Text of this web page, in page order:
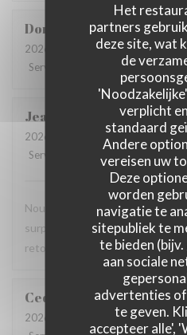
Het
partners
deze site, wat
de
verplicht
standaard
Andere
vereisen uw
Deze
worden
navigatie te
sitepubliek te
te bieden
aan sociale
advertenties
te geven.
accepteer alle',
Dorothée M
2026-08-01
- 19:00 - Gasten 3
Service
Atmosfeer :5/5
Jean-Marie
2026-07-29
- 19:45 - Gasten 2
Service
Atmosfeer /5
Nous avons pris le menu
surprise, le filet de viande BBB
retournerons
Cedric
2026-07-22
- 18:30 - Gasten 2